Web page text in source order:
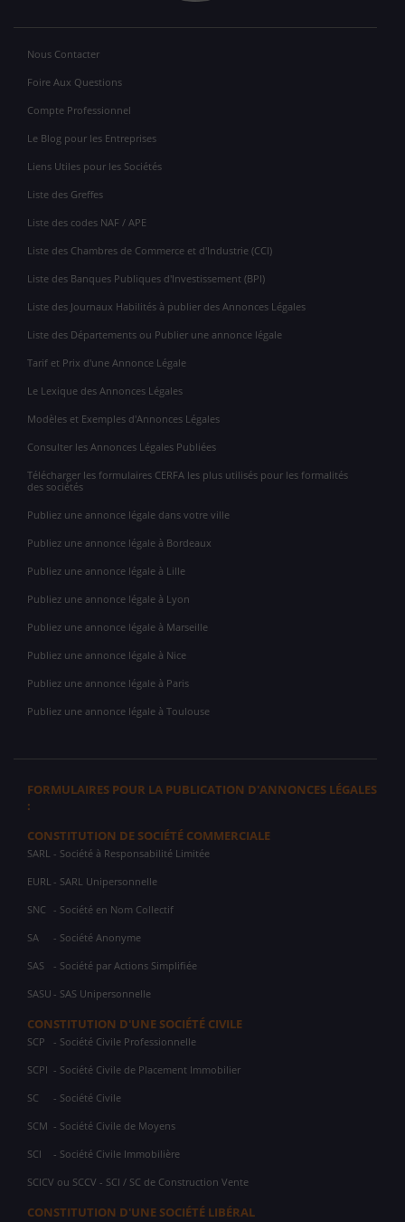
Nous Contacter
Foire Aux Questions
Compte Professionnel
Le Blog pour les Entreprises
Liens Utiles pour les Sociétés
Liste des Greffes
Liste des codes NAF / APE
Liste des Chambres de Commerce et d'Industrie (CCI)
Liste des Banques Publiques d'Investissement (BPI)
Liste des Journaux Habilités à publier des Annonces Légales
Liste des Départements ou Publier une annonce légale
Tarif et Prix d'une Annonce Légale
Le Lexique des Annonces Légales
Modèles et Exemples d'Annonces Légales
Consulter les Annonces Légales Publiées
Télécharger les formulaires CERFA les plus utilisés pour les formalités
des sociétés
Publiez une annonce légale dans votre ville
Publiez une annonce légale à Bordeaux
Publiez une annonce légale à Lille
Publiez une annonce légale à Lyon
Publiez une annonce légale à Marseille
Publiez une annonce légale à Nice
Publiez une annonce légale à Paris
Publiez une annonce légale à Toulouse
FORMULAIRES POUR LA PUBLICATION D'ANNONCES LÉGALES
:
CONSTITUTION DE SOCIÉTÉ COMMERCIALE
SARL - Société à Responsabilité Limitée
EURL - SARL Unipersonnelle
SNC - Société en Nom Collectif
SA - Société Anonyme
SAS - Société par Actions Simplifiée
SASU - SAS Unipersonnelle
CONSTITUTION D'UNE SOCIÉTÉ CIVILE
SCP - Société Civile Professionnelle
SCPI - Société Civile de Placement Immobilier
SC - Société Civile
SCM - Société Civile de Moyens
SCI - Société Civile Immobilière
SCICV ou SCCV - SCI / SC de Construction Vente
CONSTITUTION D'UNE SOCIÉTÉ LIBÉRAL